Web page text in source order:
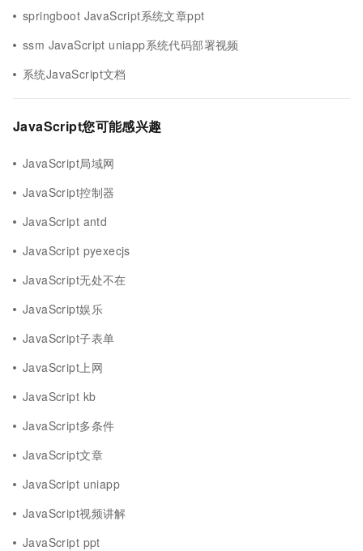
springboot JavaScript系统文章ppt
ssm JavaScript uniapp系统代码部署视频
系统JavaScript文档
JavaScript您可能感兴趣
JavaScript局域网
JavaScript控制器
JavaScript antd
JavaScript pyexecjs
JavaScript无处不在
JavaScript娱乐
JavaScript子表单
JavaScript上网
JavaScript kb
JavaScript多条件
JavaScript文章
JavaScript uniapp
JavaScript视频讲解
JavaScript ppt